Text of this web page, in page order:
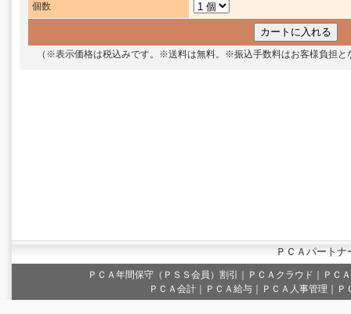
個数
（※表示価格は税込みです。※送料は無料。※振込手数料はお客様負担と
ＰＣＡパート
ＰＣＡ年間保守（ＰＳＳ会員）割引 ＰＣＡクラウド
ＰＣ
ＰＣＡ会計｜ＰＣＡ給与｜ＰＣＡ人事管理｜